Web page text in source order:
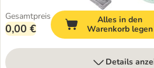
Gesamtpreis
0,00 €
Alles in den
Warenkorb legen
Details